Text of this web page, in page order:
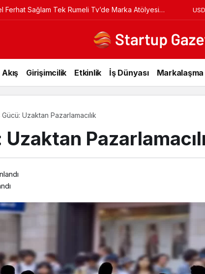
Hangi Veriyi Veriyorsun? Asıl Risk Ürettiğin USD
Akış Girişimcilik Etkinlik İş Dünyası Markalaşma
Uzaktan Pazarlamacılık
Girişimcilik
Mürsel Ferhat
Rumeli Tv’de